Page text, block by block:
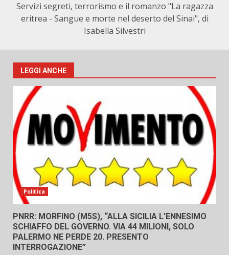
Servizi segreti, terrorismo e il romanzo "La ragazza
eritrea - Sangue e morte nel deserto del Sinai", di
Isabella Silvestri
LEGGI ANCHE
Politica
PNRR: MORFINO (M5S), “ALLA SICILIA L’ENNESIMO
SCHIAFFO DEL GOVERNO. VIA 44 MILIONI, SOLO
PALERMO NE PERDE 20. PRESENTO
INTERROGAZIONE”